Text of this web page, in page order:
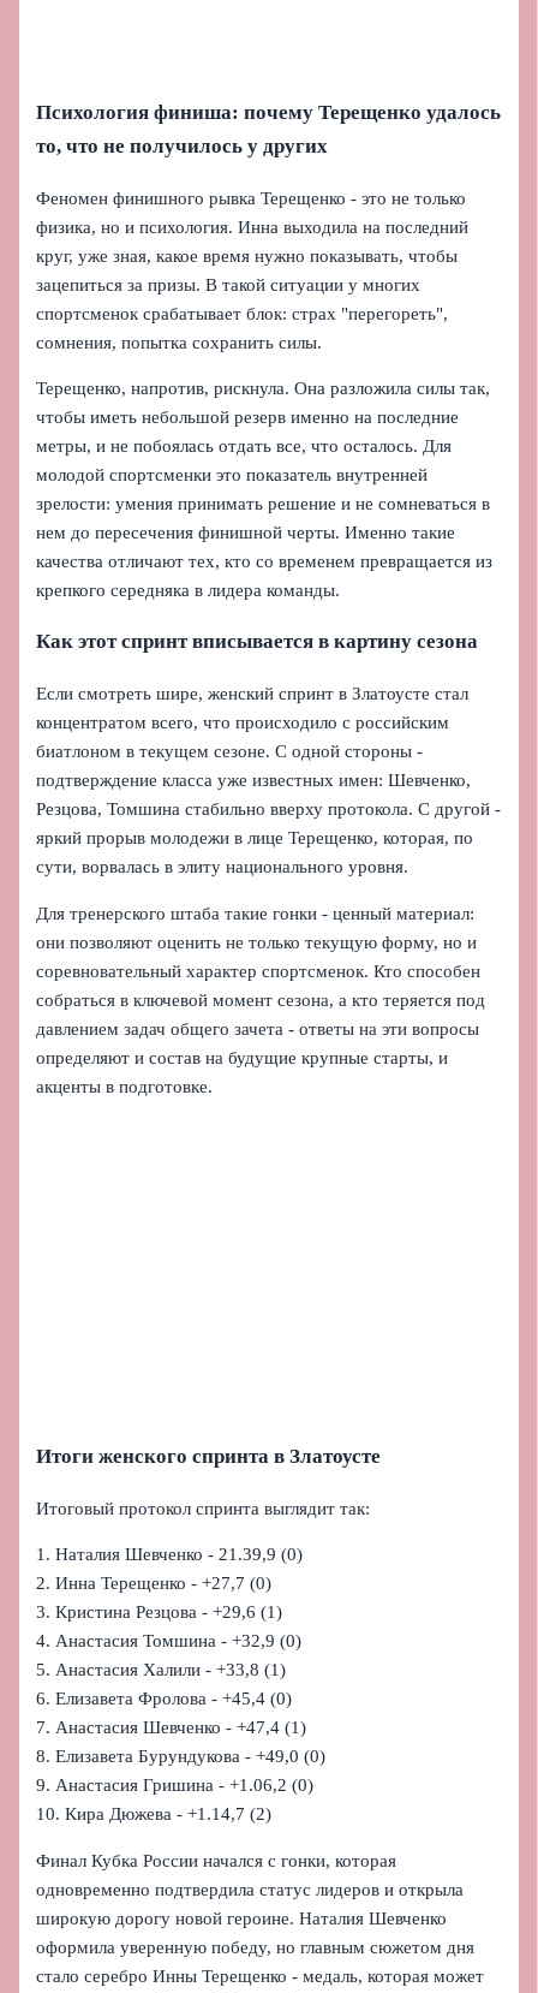
Психология финиша: почему Терещенко удалось
то, что не получилось у других
Феномен финишного рывка Терещенко - это не только
физика, но и психология. Инна выходила на последний
круг, уже зная, какое время нужно показывать, чтобы
зацепиться за призы. В такой ситуации у многих
спортсменок срабатывает блок: страх "перегореть",
сомнения, попытка сохранить силы.
Терещенко, напротив, рискнула. Она разложила силы так,
чтобы иметь небольшой резерв именно на последние
метры, и не побоялась отдать все, что осталось. Для
молодой спортсменки это показатель внутренней
зрелости: умения принимать решение и не сомневаться в
нем до пересечения финишной черты. Именно такие
качества отличают тех, кто со временем превращается из
крепкого середняка в лидера команды.
Как этот спринт вписывается в картину сезона
Если смотреть шире, женский спринт в Златоусте стал
концентратом всего, что происходило с российским
биатлоном в текущем сезоне. С одной стороны -
подтверждение класса уже известных имен: Шевченко,
Резцова, Томшина стабильно вверху протокола. С другой -
яркий прорыв молодежи в лице Терещенко, которая, по
сути, ворвалась в элиту национального уровня.
Для тренерского штаба такие гонки - ценный материал:
они позволяют оценить не только текущую форму, но и
соревновательный характер спортсменок. Кто способен
собраться в ключевой момент сезона, а кто теряется под
давлением задач общего зачета - ответы на эти вопросы
определяют и состав на будущие крупные старты, и
акценты в подготовке.
Итоги женского спринта в Златоусте
Итоговый протокол спринта выглядит так:
1. Наталия Шевченко - 21.39,9 (0)
2. Инна Терещенко - +27,7 (0)
3. Кристина Резцова - +29,6 (1)
4. Анастасия Томшина - +32,9 (0)
5. Анастасия Халили - +33,8 (1)
6. Елизавета Фролова - +45,4 (0)
7. Анастасия Шевченко - +47,4 (1)
8. Елизавета Бурундукова - +49,0 (0)
9. Анастасия Гришина - +1.06,2 (0)
10. Кира Дюжева - +1.14,7 (2)
Финал Кубка России начался с гонки, которая
одновременно подтвердила статус лидеров и открыла
широкую дорогу новой героине. Наталия Шевченко
оформила уверенную победу, но главным сюжетом дня
стало серебро Инны Терещенко - медаль, которая может